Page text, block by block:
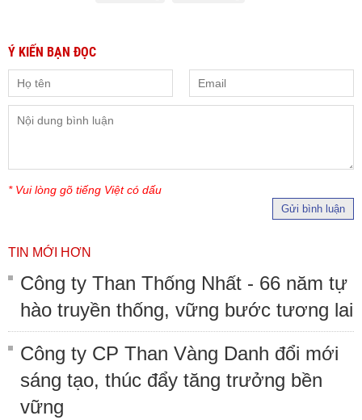
Ý KIẾN BẠN ĐỌC
* Vui lòng gõ tiếng Việt có dấu
Gửi bình luận
TIN MỚI HƠN
Công ty Than Thống Nhất - 66 năm tự
hào truyền thống, vững bước tương lai
Công ty CP Than Vàng Danh đổi mới
sáng tạo, thúc đẩy tăng trưởng bền
vững